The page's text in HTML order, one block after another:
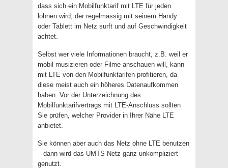
dass sich ein Mobilfunktarif mit LTE für jeden
lohnen wird, der regelmässig mit seinem Handy
oder Tablett im Netz surft und auf Geschwindigkeit
achtet.
Selbst wer viele Informationen braucht, z.B. weil er
mobil musizieren oder Filme anschauen will, kann
mit LTE von den Mobilfunktarifen profitieren, da
diese meist auch ein höheres Datenaufkommen
haben. Vor der Unterzeichnung des
Mobilfunktarifvertrags mit LTE-Anschluss sollten
Sie prüfen, welcher Provider in Ihrer Nähe LTE
anbietet.
Sie können aber auch das Netz ohne LTE benutzen
– dann wird das UMTS-Netz ganz unkompliziert
genutzt.